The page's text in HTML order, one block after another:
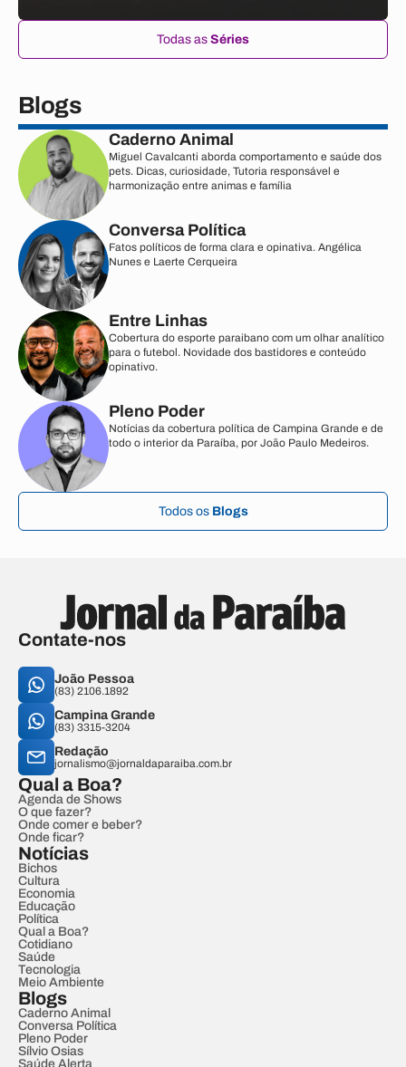
Todas as Séries
Blogs
Caderno Animal
Miguel Cavalcanti aborda comportamento e saúde dos
pets. Dicas, curiosidade, Tutoria responsável e
harmonização entre animas e família
Conversa Política
Fatos políticos de forma clara e opinativa. Angélica
Nunes e Laerte Cerqueira
Entre Linhas
Cobertura do esporte paraibano com um olhar analítico
para o futebol. Novidade dos bastidores e conteúdo
opinativo.
Pleno Poder
Notícias da cobertura política de Campina Grande e de
todo o interior da Paraíba, por João Paulo Medeiros.
Todos os Blogs
Contate-nos
João Pessoa
(83) 2106.1892
Campina Grande
(83) 3315-3204
Redação
jornalismo@jornaldaparaiba.com.br
Qual a Boa?
Agenda de Shows
O que fazer?
Onde comer e beber?
Onde ficar?
Notícias
Bichos
Cultura
Economia
Educação
Política
Qual a Boa?
Cotidiano
Saúde
Tecnologia
Meio Ambiente
Blogs
Caderno Animal
Conversa Política
Pleno Poder
Sílvio Osias
Saúde Alerta